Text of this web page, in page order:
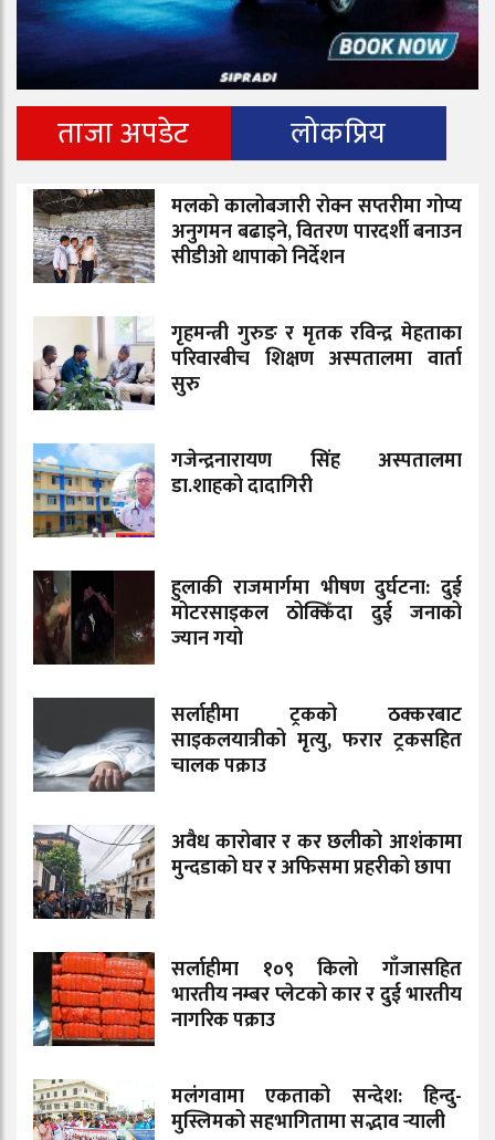
ताजा अपडेट लोकप्रिय
मलको कालोबजारी रोक्न सप्तरीमा गोप्य
अनुगमन बढाइने, वितरण पारदर्शी बनाउन
सीडीओ थापाको निर्देशन
गृहमन्त्री गुरुङ र मृतक रविन्द्र मेहताका
परिवारबीच शिक्षण अस्पतालमा वार्ता
सुरु
गजेन्द्रनारायण सिंह अस्पतालमा
डा.शाहको दादागिरी
हुलाकी राजमार्गमा भीषण दुर्घटना: दुई
मोटरसाइकल ठोक्किँदा दुई जनाको
ज्यान गयो
सर्लाहीमा ट्रकको ठक्करबाट
साइकलयात्रीको मृत्यु, फरार ट्रकसहित
चालक पक्राउ
अवैध कारोबार र कर छलीको आशंकामा
मुन्दडाको घर र अफिसमा प्रहरीको छापा
सर्लाहीमा १०९ किलो गाँजासहित
भारतीय नम्बर प्लेटको कार र दुई भारतीय
नागरिक पक्राउ
मलंगवामा एकताको सन्देश: हिन्दु-
मुस्लिमको सहभागितामा सद्भाव र्‍याली